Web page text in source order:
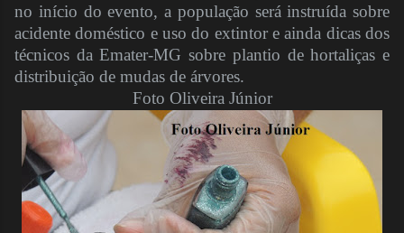
no início do evento, a população será instruída sobre
acidente doméstico e uso do extintor e ainda dicas dos
técnicos da Emater-MG sobre plantio de hortaliças e
distribuição de mudas de árvores.
Foto Oliveira Júnior